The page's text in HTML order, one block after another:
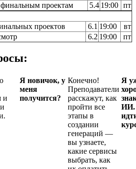
проектам 5.4 19:00 пт
проектов 6.1 19:00
вт
6.2 19:00 пт
и
Я новичок, у
меня
получится?
Конечно!
Преподаватели
расскажут, как
пройти все
этапы в
создании
генераций —
вы узнаете,
какие сервисы
выбрать, как
Я
ИИ.